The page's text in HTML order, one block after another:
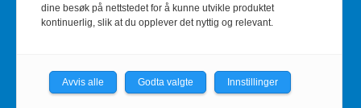
Kontakt oss
dine besøk på nettstedet for å kunne utvikle produktet
kontinuerlig, slik at du opplever det nyttig og relevant.
Avvis alle Godta valgte Innstillinger